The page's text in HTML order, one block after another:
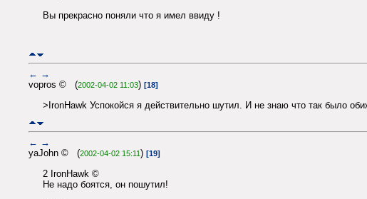
Вы прекрасно поняли что я имел ввиду !
← →
vopros © (2002-04-02 11:03) [18]
>IronHawk Успокойся я действительно шутил. И не знаю что так было
← →
yaJohn © (2002-04-02 15:11 ) [19]
2 IronHawk ©
Не надо боятся, он пошутил!